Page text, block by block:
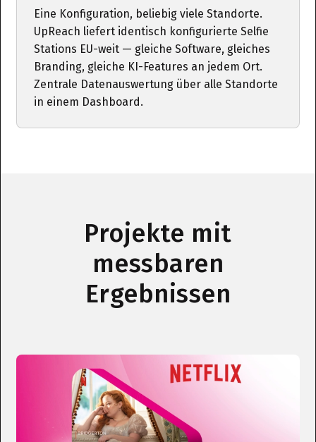
Eine Konfiguration, beliebig viele Standorte.
UpReach liefert identisch konfigurierte Selfie
Stations EU-weit — gleiche Software, gleiches
Branding, gleiche KI-Features an jedem Ort.
Zentrale Datenauswertung über alle Standorte
in einem Dashboard.
Projekte mit
messbaren
Ergebnissen